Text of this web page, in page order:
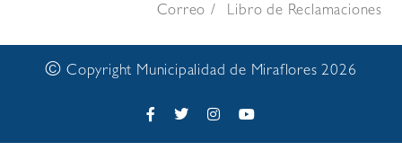
Correo Libro de Reclamaciones
© Copyright Municipalidad de Miraflores 2026